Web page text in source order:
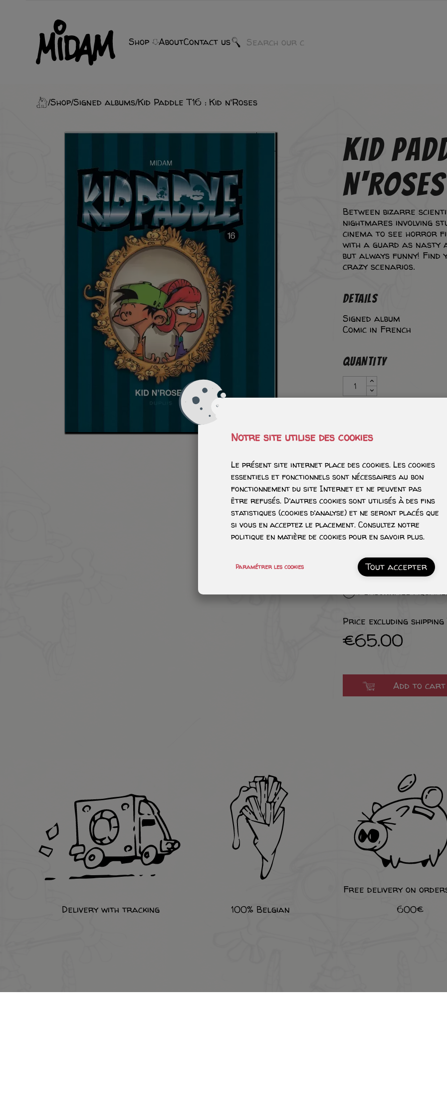
Shop AboutContact us
Shop Signed albums Kid Paddle T16 : Kid n'Roses
KID
N'ROSES
Between bizarre
nightmares involving
cinema to see horror
with a guard as nasty
but always funny!
crazy scenarios.
DETAILS
Signed album
Comic in French
QUANTITY
Tête avec
Personnage ombré -
Personnage
Price excluding shipping
€65.00
Add to cart
Delivery with tracking 100% Belgian
Free delivery on
600€
Notre site utilise des cookies
Le présent site internet place des cookies. Les cookies
essentiels et fonctionnels sont nécessaires au bon
fonctionnement du site Internet et ne peuvent pas
être refusés. D’autres cookies sont utilisés à des fins
statistiques (cookies d’analyse) et ne seront placés que
si vous en acceptez le placement. Consultez notre
politique en matière de cookies pour en savoir plus.
Paramétrer les cookies Tout accepter